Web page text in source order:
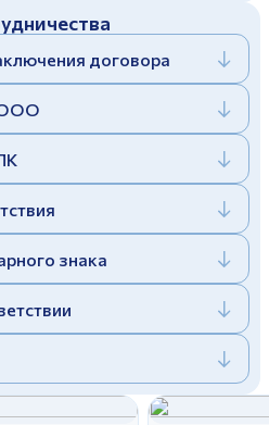
вы соглашаетесь
вы соглашаетесь
©
договора
ООО
знака